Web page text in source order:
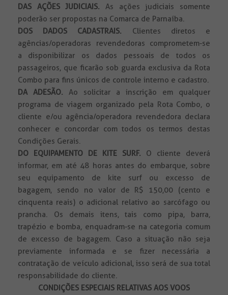
DAS AÇÕES JUDICIAIS. As ações judiciais somente
poderão ser propostas na Comarca de Parnaíba.
DOS DADOS CADASTRAIS. Clientes diretos e
agências/operadoras revendedoras comprometem-se
a disponibilizar os dados pessoais de todos os
passageiros, que ficarão sob guarda exclusiva da Rota
Combo para fins únicos de controle interno e cadastro.
DA ADESÃO. Ao solicitar a inscrição em qualquer
programa de viagem organizado pela Rota Combo, o
cliente e/ou agência/operadora revendedora declara
conhecer e concordar com todos os termos destas
Condições Gerais.
DO EQUIPAMENTO DE KITE SURF. O cliente deverá
informar, em até 48 horas antes do embarque, sobre
seu equipamento de kite surf ou excesso de
bagagem, sendo no valor de R$ 150,00 (cento e
cinquenta reais) o adicional relativo ao sarcófago ou
prancha. Os demais itens, tais como pipa, barra,
trapézio e bomba, enquadram-se na categoria comum
de excesso de bagagem. Caso a situação não seja
previamente informada e se fizer necessária a
contratação de veículo adicional, isso será de sua total
responsabilidade do cliente.
CONDIÇÕES ESPECIAIS RELATIVAS AOS VOOS